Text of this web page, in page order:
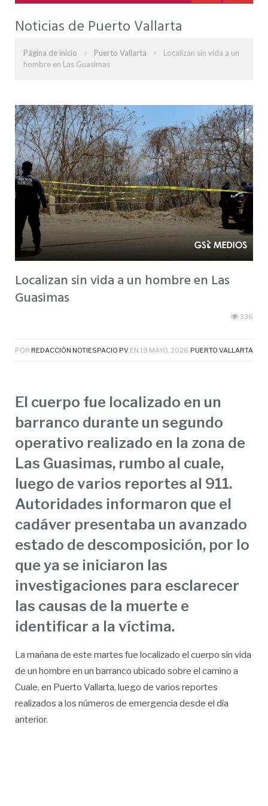
Noticias de Puerto Vallarta
Página de inicio » Puerto Vallarta »
Localizan sin vida a un
hombre en Las Guasimas
Localizan sin vida a un hombre en Las
Guasimas
336
POR REDACCIÓN NOTIESPACIO PV EN 19 MAYO, 2026 PUERTO VALLARTA
El cuerpo fue localizado en un
barranco durante un segundo
operativo realizado en la zona de
Las Guasimas, rumbo al cuale,
luego de varios reportes al 911.
Autoridades informaron que el
cadáver presentaba un avanzado
estado de descomposición, por lo
que ya se iniciaron las
investigaciones para esclarecer
las causas de la muerte e
identificar a la víctima.
La mañana de este martes fue localizado el cuerpo sin vida
de un hombre en un barranco ubicado sobre el camino a
Cuale, en Puerto Vallarta, luego de varios reportes
realizados a los números de emergencia desde el día
anterior.